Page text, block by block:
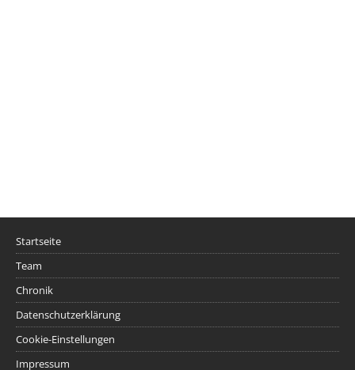
Startseite
Team
Chronik
Datenschutzerklärung
Cookie-Einstellungen
Impressum